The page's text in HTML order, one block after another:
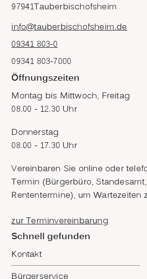
97941Tauberbischofsheim
info@tauberbischofsheim.de
09341 803-0
09341 803-7000
Öffnungszeiten
Montag bis Mittwoch, Freitag
08.00 - 12.30 Uhr
Donnerstag
08.00 - 17.30 Uhr
Vereinbaren Sie online oder
Termin (Bürgerbüro, Standesamt,
Rententermine), um Wartezeiten
zur Terminvereinbarung
Schnell gefunden
Kontakt